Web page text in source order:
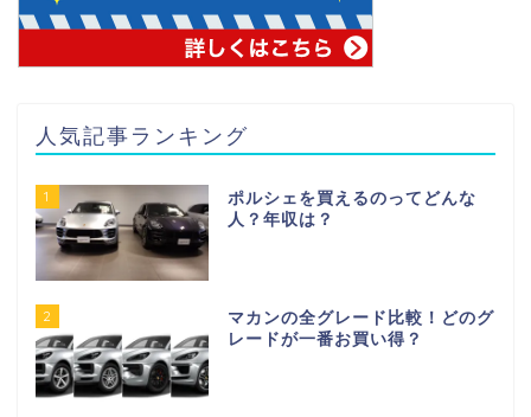
人気記事ランキング
1
ポルシェを買えるのってどんな
人？年収は？
2
マカンの全グレード比較！どのグ
レードが一番お買い得？